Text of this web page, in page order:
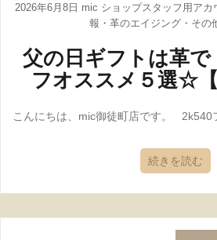
2026年6月8日 mic ショップスタッフ用アカ
報 ・ 革のエイジング・ その
父の日ギフトは革で
フオススメ５選☆【
こんにちは、mic御徒町店です。 2k540
続きを読む